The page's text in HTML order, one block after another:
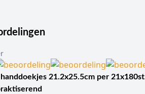
Wondranden en
Secundaire fixatie:
exsudaatniveau.
21.2x25.5cm per